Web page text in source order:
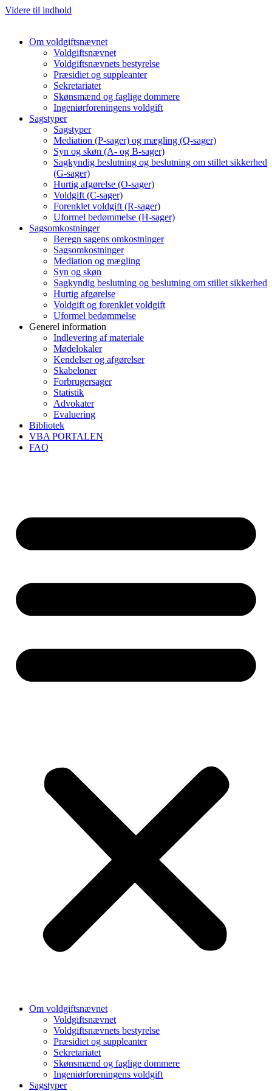
Videre til indhold
Om voldgiftsnævnet
Voldgiftsnævnet
Voldgiftsnævnets bestyrelse
Præsidiet og suppleanter
Sekretariatet
Skønsmænd og faglige dommere
Ingeniørforeningens voldgift
Sagstyper
Sagstyper
Mediation (P-sager) og mægling (Q-sager)
Syn og skøn (A- og B-sager)
Sagkyndig beslutning og beslutning om stillet sikkerhed
(G-sager)
Hurtig afgørelse (O-sager)
Voldgift (C-sager)
Forenklet voldgift (R-sager)
Uformel bedømmelse (H-sager)
Sagsomkostninger
Beregn sagens omkostninger
Sagsomkostninger
Mediation og mægling
Syn og skøn
Sagkyndig beslutning og beslutning om stillet sikkerhed
Hurtig afgørelse
Voldgift og forenklet voldgift
Uformel bedømmelse
Generel information
Indlevering af materiale
Mødelokaler
Kendelser og afgørelser
Skabeloner
Forbrugersager
Statistik
Advokater
Evaluering
Bibliotek
VBA PORTALEN
FAQ
Om voldgiftsnævnet
Voldgiftsnævnet
Voldgiftsnævnets bestyrelse
Præsidiet og suppleanter
Sekretariatet
Skønsmænd og faglige dommere
Ingeniørforeningens voldgift
Sagstyper